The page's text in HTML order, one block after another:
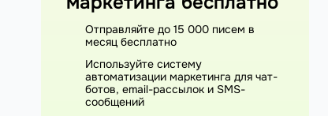
Отправляйте до 15 000 писем в
месяц бесплатно
Используйте систему
автоматизации маркетинга для чат-
ботов, email-рассылок и SMS-
сообщений